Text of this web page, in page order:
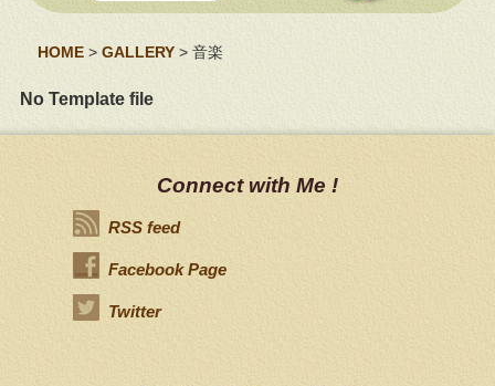
HOME> GALLERY> 音楽
No Template file
Connect with Me !
RSS feed
Facebook Page
Twitter